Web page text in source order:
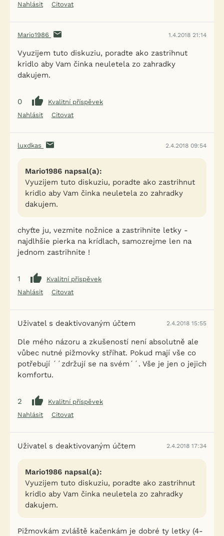
Nahlásit
Citovat
Mario1986 1.4.2018 21:14
Vyuzijem tuto diskuziu, poradte ako zastrihnut
kridlo aby Vam činka neuletela zo zahradky
dakujem.
0
Kvalitní příspěvek
Nahlásit
Citovat
luxdkas 2.4.2018 09:54
Mario1986 napsal(a):
Vyuzijem tuto diskuziu, poradte ako zastrihnut
kridlo aby Vam činka neuletela zo zahradky
dakujem.
chyťte ju, vezmite nožnice a zastrihnite letky -
najdlhšie pierka na krídlach, samozrejme len na
jednom zastrihnite !
1
Kvalitní příspěvek
Nahlásit
Citovat
Uživatel s deaktivovaným účtem 2.4.2018 15:55
Dle mého názoru a zkušeností není absolutně ale
vůbec nutné pižmovky stříhat. Pokud mají vše co
potřebují ´´zdržují se na svém´´. Vše je jen o jejich
komfortu.
2
Kvalitní příspěvek
Nahlásit
Citovat
Uživatel s deaktivovaným účtem 2.4.2018 17:34
Mario1986 napsal(a):
Vyuzijem tuto diskuziu, poradte ako zastrihnut
kridlo aby Vam činka neuletela zo zahradky
dakujem.
Pižmovkám zvláště kačenkám je dobré ty letky (4-